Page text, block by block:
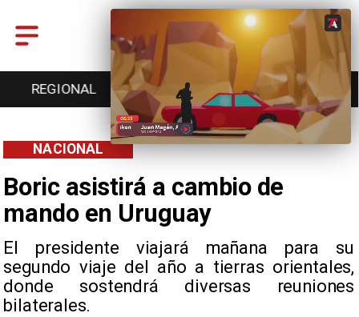
REGIONAL ENTRETENCIÓN DEPORTES
Boric asistirá a cambio de
mando en Uruguay
El presidente viajará mañana para su
segundo viaje del año a tierras orientales,
donde sostendrá diversas reuniones
bilaterales.
NACIONAL